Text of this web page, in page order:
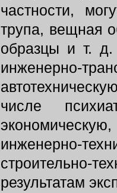
частности,
трупа, вещная
образцы и т.
инженерно-
числе
инженерно-
строительно-
результатам